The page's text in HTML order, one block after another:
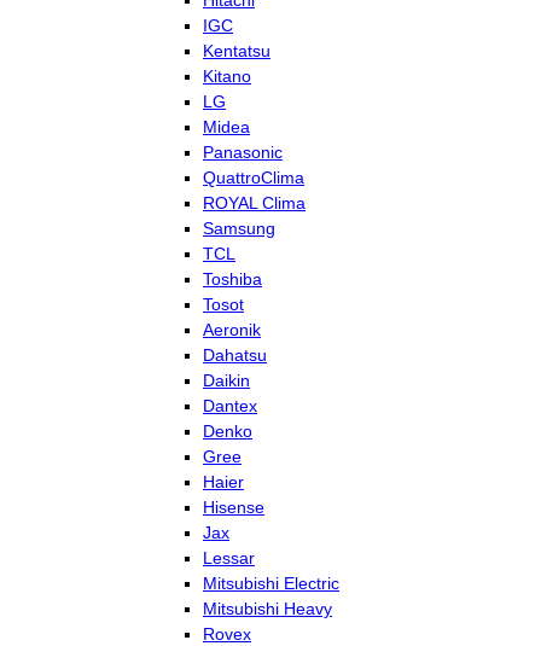
IGC
Kentatsu
Kitano
LG
Midea
Panasonic
QuattroClima
ROYAL Clima
Samsung
TCL
Toshiba
Tosot
Aeronik
Dahatsu
Daikin
Dantex
Denko
Gree
Haier
Hisense
Jax
Lessar
Mitsubishi Electric
Mitsubishi Heavy
Rovex